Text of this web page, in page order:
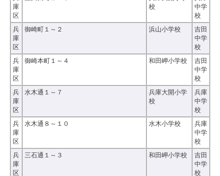
庫
区
校
中学
校
兵
庫
区
御崎町１～２ 浜山小学校
吉田
中学
校
兵
庫
区
御崎本町１～４ 和田岬小学校
吉田
中学
校
兵
庫
区
水木通１～７
兵庫大開小学
校
兵庫
中学
校
兵
庫
区
水木通８～１０ 水木小学校
兵庫
中学
校
兵
庫
区
三石通１～３ 和田岬小学校
吉田
中学
校